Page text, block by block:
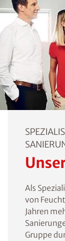
Als
von
Jahren
Gruppe